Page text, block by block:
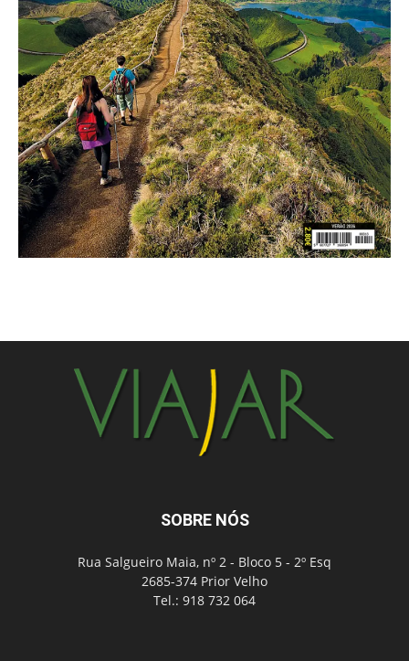
SOBRE NÓS
Rua Salgueiro Maia, nº 2 - Bloco 5 - 2º Esq
2685-374 Prior Velho
Tel.: 918 732 064